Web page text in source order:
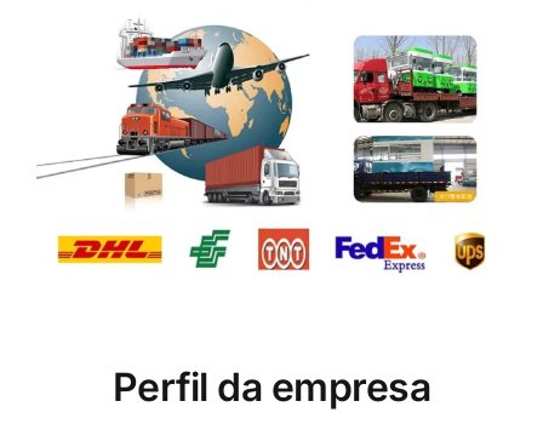
A HSE Fitness Equipment é uma fabricante líder
no setor de fitness comercial, especializada em